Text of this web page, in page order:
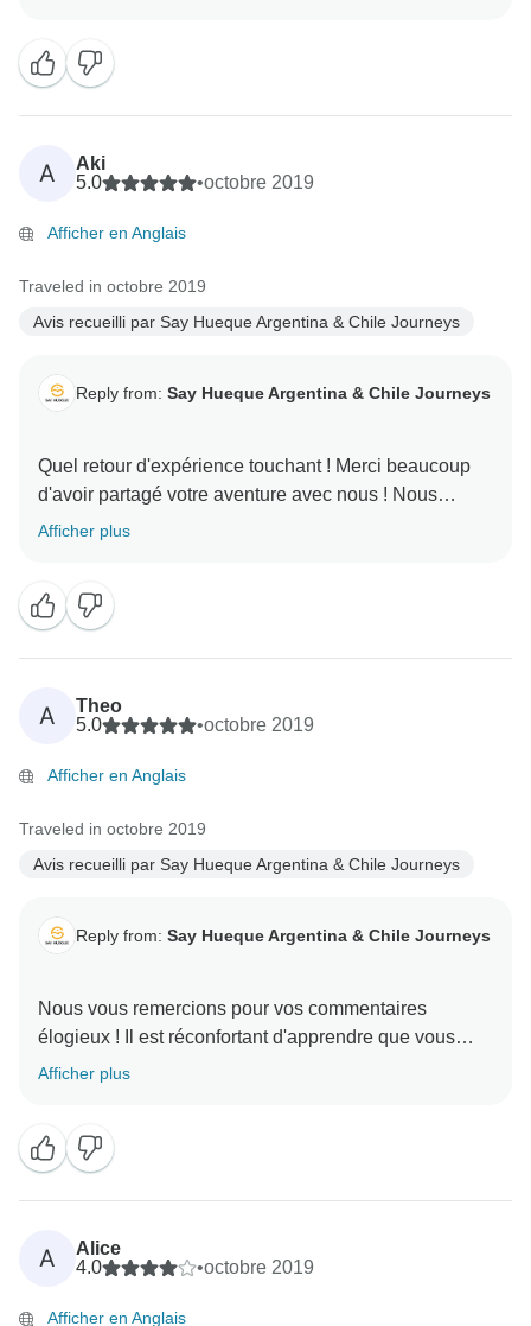
Ouest et nous espérons vous revoir en Amérique du
Sud. Comme vous l'avez dit, il y a encore beaucoup à
A
Aki
5.0
•octobre 2019
Afficher en Anglais
Traveled in octobre 2019
Avis recueilli par Say Hueque Argentina & Chile Journeys
Reply from: Say Hueque Argentina & Chile Journeys
Quel retour d'expérience touchant ! Merci beaucoup
d'avoir partagé votre aventure avec nous ! Nous
sommes vraiment heureux que vous ayez pu vous
vous ayez apprécié nos guides ! Nous espérons vous
Afficher plus
A
Theo
5.0
•octobre 2019
Afficher en Anglais
Traveled in octobre 2019
Avis recueilli par Say Hueque Argentina & Chile Journeys
Reply from: Say Hueque Argentina & Chile Journeys
Nous vous remercions pour vos commentaires
élogieux ! Il est réconfortant d'apprendre que vous
avez vécu une expérience extraordinaire, c'est
Afficher plus
A
Alice
4.0
•octobre 2019
Afficher en Anglais